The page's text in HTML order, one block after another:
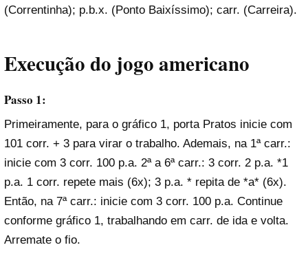
(Correntinha); p.b.x. (Ponto Baixíssimo); carr. (Carreira).
Execuçãodo jogo americano
Passo 1:
Primeiramente, para o gráfico 1, porta Pratos inicie com
101 corr. + 3 para virar o trabalho. Ademais, na 1ª carr.:
inicie com 3 corr. 100 p.a. 2ª a 6ª carr.: 3 corr. 2 p.a. *1
p.a. 1 corr. repete mais (6x); 3 p.a. * repita de *a* (6x).
Então, na 7ª carr.: inicie com 3 corr. 100 p.a. Continue
conforme gráfico 1, trabalhando em carr. de ida e volta.
Arremate o fio.